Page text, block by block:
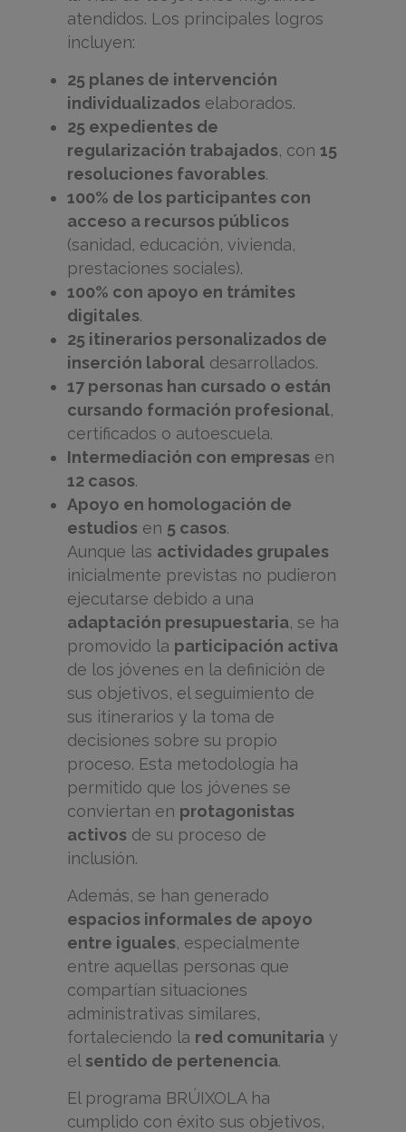
atendidos. Los principales logros
incluyen:
25 planes de intervención
individualizados elaborados.
25 expedientes de
regularización trabajados, con 15
resoluciones favorables.
100% de los participantes con
acceso a recursos públicos
(sanidad, educación, vivienda,
prestaciones sociales).
100% con apoyo en trámites
digitales.
25 itinerarios personalizados de
inserción laboral desarrollados.
17 personas han cursado o están
cursando formación profesional,
certificados o autoescuela.
Intermediación con empresas en
12 casos.
Apoyo en homologación de
estudios en 5 casos.
Aunque las actividades grupales
inicialmente previstas no pudieron
ejecutarse debido a una
adaptación presupuestaria, se ha
promovido la participación activa
de los jóvenes en la definición de
sus objetivos, el seguimiento de
sus itinerarios y la toma de
decisiones sobre su propio
proceso. Esta metodología ha
permitido que los jóvenes se
conviertan en protagonistas
activos de su proceso de
inclusión.
Además, se han generado
espacios informales de apoyo
entre iguales, especialmente
entre aquellas personas que
compartían situaciones
administrativas similares,
fortaleciendo la red comunitaria y
el sentido de pertenencia.
El programa BRÚIXOLA ha
cumplido con éxito sus objetivos,